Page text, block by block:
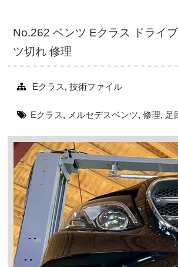
No.262 ベンツ Eクラス ドライ
ツ切れ 修理
Eクラス,技術ファイル
Eクラス, メルセデスベンツ,修理, 足